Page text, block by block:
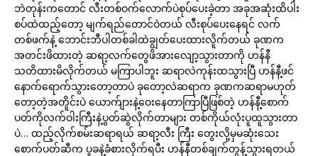
ဘဲတုန်းကတောင် လီးတစ်ဝက်လောက်ပဲစုပ်ပေးခဲ့တာ အခုအဆုံးထိပါး
စပ်ထဲထည့်တော့ မျက်ရည်တောင်ဝဲတယ် လီးစုပ်ပေးနေရင် လက်
တစ်ဖက်နဲ့ ဘောင်းဘီပါတစ်ခါထဲချွတ်ပေးထားလိူက်တယ် ခုဏက
အတင်းဖိထားတဲ့ ဆရာ့လက်တွေဖိအားလျော့သွားတာကို ဟန်နီ
သတိထားမိလိုက်တယ် မကြာပါဘူး ဆရာလဲကုန်းထသွားပြီ ဟန်နီ့ဖင်
နောက်ရောက်သွားတော့တာပဲ ခုတော့လဲဆရာက ခုဏကဆရာမဟုတ်
တော့တဲ့အတိူင်းပဲ ယောက်ျားနဲ့ဝေးနေတာကြာပြီဖြစ်တဲ့ ဟန်နီ့စောက်
ပတ်ကိုလက်ဝါးကြီးနဲ့ပွတ်ဆွဲလိုက်တာများ တစ်ကိုယ်လုံးပူထူသွားတာ
ပဲ… ထည့်လိုက်စမ်းဆရာရယ် ဆရာ့လီး ကြီး တွေးလို့မှမဆုံးသေး
စောက်ပတ်ဆီက ပူခနဲ့ခံစားလိုက်ရပီး ဟန်နီတစ်ချက်တွန့်သွားရတယ်